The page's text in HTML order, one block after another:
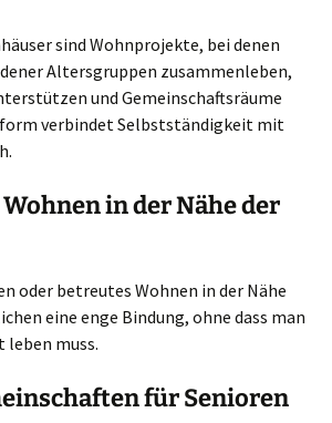
sind Wohnprojekte, bei denen
Altersgruppen zusammenleben,
und Gemeinschaftsräume
verbindet Selbstständigkeit mit
in der Nähe der
oder betreutes Wohnen in der Nähe
eine enge Bindung, ohne dass man
leben muss.
für Senioren